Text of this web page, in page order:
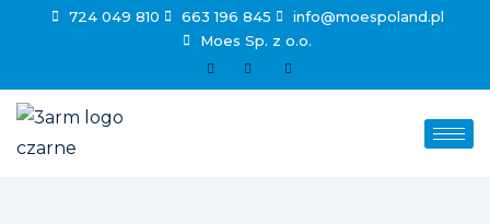
724 049 810 663 196 845
info@moespoland.pl
Moes Sp. z o.o.